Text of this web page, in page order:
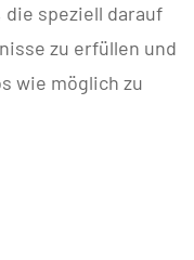
die speziell darauf
zu erfüllen und
wie möglich zu